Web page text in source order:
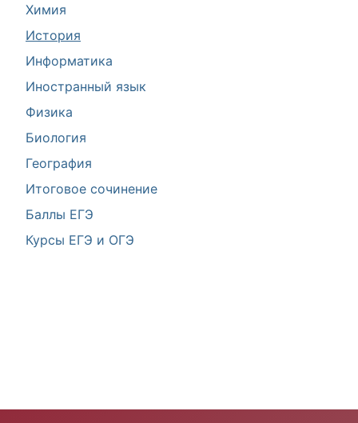
Химия
История
Информатика
Иностранный язык
Физика
Биология
География
Итоговое сочинение
Баллы ЕГЭ
Курсы ЕГЭ и ОГЭ